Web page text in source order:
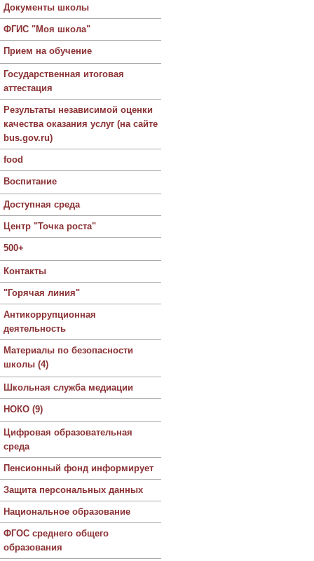
Документы школы
ФГИС "Моя школа"
Прием на обучение
Государственная итоговая
аттестация
Результаты независимой оценки
качества оказания услуг (на сайте
bus.gov.ru)
food
Воспитание
Доступная среда
Центр "Точка роста"
500+
Контакты
"Горячая линия"
Антикоррупционная
деятельность
Материалы по безопасности
школы (4)
Школьная служба медиации
НОКО (9)
Цифровая образовательная
среда
Пенсионный фонд информирует
Защита персональных данных
Национальное образование
ФГОС среднего общего
образования